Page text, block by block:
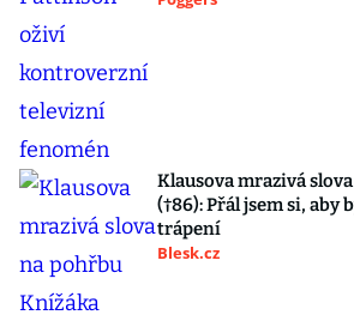
Klausova mrazivá
(†86): Přál jsem si, aby
trápení
Blesk.cz